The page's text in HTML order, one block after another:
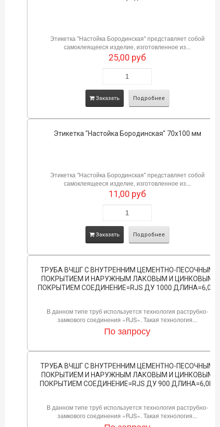
Этикетка "Настойка Бородинская" представляет собой
самоклеящееся изделие, изготовленное из...
25,00 руб
Заказать Подробнее
Этикетка "Настойка Бородинская" 70х100 мм
Этикетка "Настойка Бородинская" представляет собой
самоклеящееся изделие, изготовленное из...
11,00 руб
Заказать Подробнее
ТРУБА ВЧШГ С ВНУТРЕННИМ ЦЕМЕНТНО-ПЕСОЧНЫМ
ПОКРЫТИЕМ И НАРУЖНЫМ ЛАКОВЫМ И ЦИНКОВЫМ
ПОКРЫТИЕМ СОЕДИНЕНИЕ=RJS ДУ 1000 ДЛИНА=6,0М
В данном типе труб используется технология раструбно-
замкового соединения «RJS». Такая технология...
По запросу
ТРУБА ВЧШГ С ВНУТРЕННИМ ЦЕМЕНТНО-ПЕСОЧНЫМ
ПОКРЫТИЕМ И НАРУЖНЫМ ЛАКОВЫМ И ЦИНКОВЫМ
ПОКРЫТИЕМ СОЕДИНЕНИЕ=RJS ДУ 900 ДЛИНА=6,0М
В данном типе труб используется технология раструбно-
замкового соединения «RJS». Такая технология...